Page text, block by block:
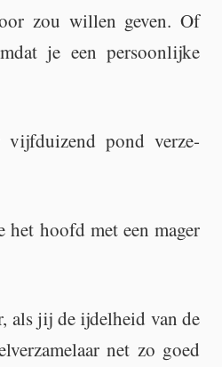
zou wil­len geven. Of
je een per­soon­lij­ke
vijf­dui­zend pond ver­ze­
het hoofd met een mager
als jij de ij­del­heid van de
net zo goed